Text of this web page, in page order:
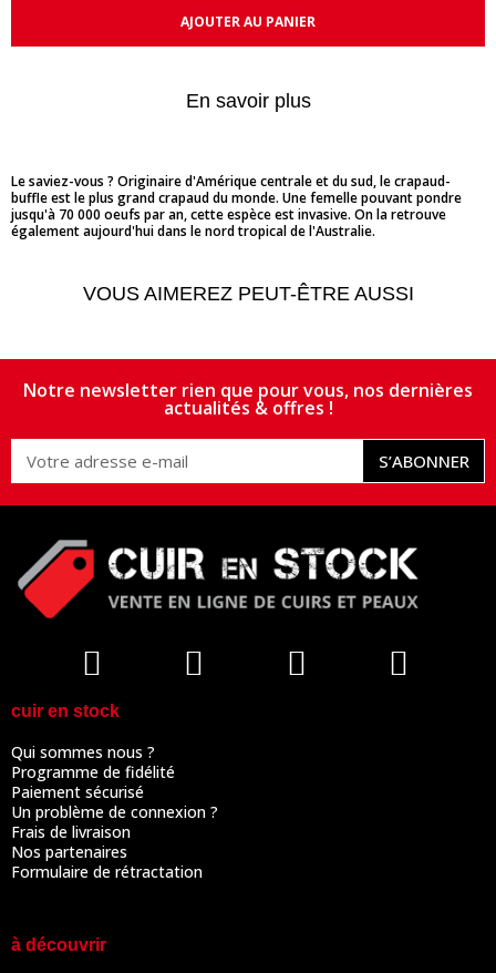
AJOUTER AU PANIER
En savoir plus
Le saviez-vous ? Originaire d'Amérique centrale et du sud, le crapaud-
buffle est le plus grand crapaud du monde. Une femelle pouvant pondre
jusqu'à 70 000 oeufs par an, cette espèce est invasive. On la retrouve
également aujourd'hui dans le nord tropical de l'Australie.
VOUS AIMEREZ PEUT-ÊTRE AUSSI
Notre newsletter rien que pour vous, nos dernières
actualités & offres !
S’ABONNER
cuir en stock
Qui sommes nous ?
Programme de fidélité
Paiement sécurisé
Un problème de connexion ?
Frais de livraison
Nos partenaires
Formulaire de rétractation
à découvrir